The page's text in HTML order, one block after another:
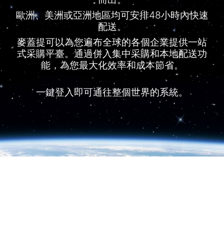
歐洲、美洲或亞洲地區均可安排48小時內快速
配送。
麥蓋提可以為您遍布全球的各個企業提供一站
式采購平臺。通過併入集中采購和本地配送功
能，為您最大化效率和成本節省。
一鍵登入即可通往整個世界的系統。